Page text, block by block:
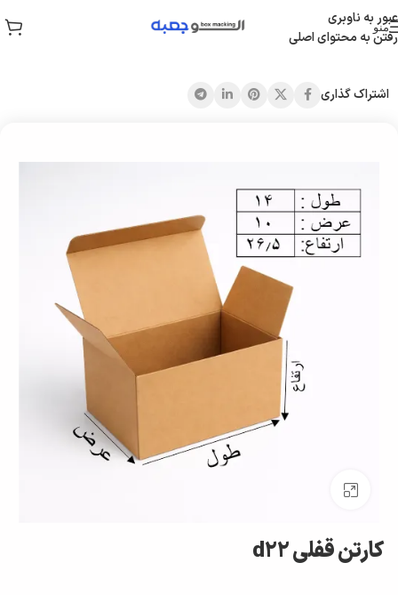
عبور به ناوبری
رفتن به محتوای اصلی
منو
خانه/جعبه قفلی
اشتراک گذاری
کارتن قفلی d22